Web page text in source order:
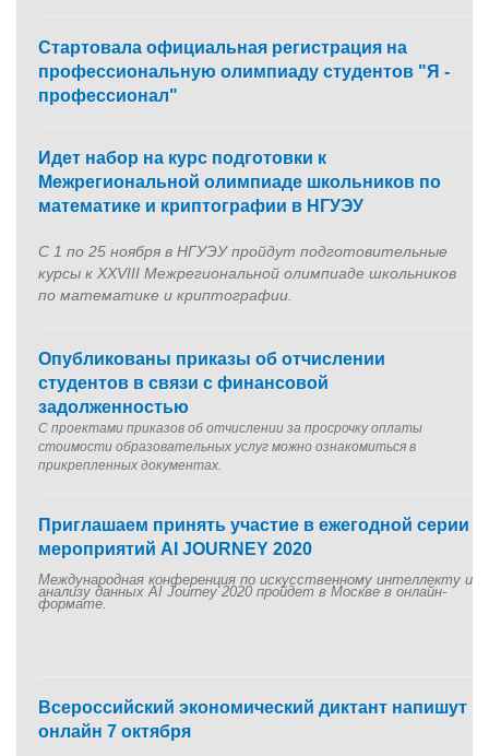
Стартовала официальная регистрация на
профессиональную олимпиаду студентов "Я -
профессионал"
Идет набор на курс подготовки к
Межрегиональной олимпиаде школьников по
математике и криптографии в НГУЭУ
С 1 по 25 ноября в НГУЭУ пройдут подготовительные
курсы к XXVIII Межрегиональной олимпиаде школьников
по математике и криптографии.
Опубликованы приказы об отчислении
студентов в связи с финансовой
задолженностью
С проектами приказов об отчислении за просрочку оплаты
стоимости образовательных услуг можно ознакомиться в
прикрепленных документах.
Приглашаем принять участие в ежегодной серии
мероприятий AI JOURNEY 2020
Международная конференция по искусственному интеллекту и
анализу данных AI Journey 2020 пройдет в Москве в онлайн-
формате.
Всероссийский экономический диктант напишут
онлайн 7 октября